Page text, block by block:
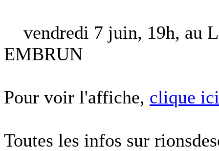
vendredi 7 juin, 19h, au
EMBRUN
Pour voir l'affiche, clique ici
Toutes les infos sur